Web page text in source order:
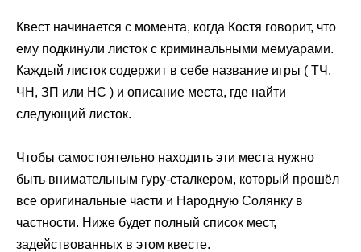
Квест начинается с момента, когда Костя говорит, что
ему подкинули листок с криминальными мемуарами.
Каждый листок содержит в себе название игры ( ТЧ,
ЧН, ЗП или НС ) и описание места, где найти
следующий листок.
Чтобы самостоятельно находить эти места нужно
быть внимательным гуру-сталкером, который прошёл
все оригинальные части и Народную Солянку в
частности. Ниже будет полный список мест,
задействованных в этом квесте.